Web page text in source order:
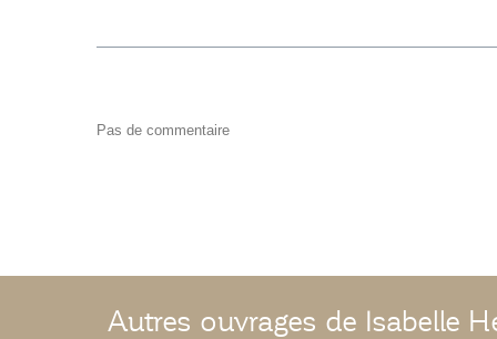
Pas de commentaire
Autres ouvrages de Isabelle